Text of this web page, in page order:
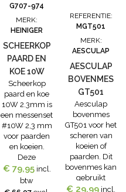
G707-974
MERK:
HEINIGER
SCHEERKOP
PAARD EN
KOE 10W
2.3MM
Scheerkop
paard en koe
10W 2.3mm is
een messenset
#10W 2,3 mm
voor paarden
en koeien.
Deze
scheerkop is
geschikt voor
de Heiniger
€ 79,95 incl.
btw
REFERENTIE:
MGT501
MERK:
AESCULAP
AESCULAP
BOVENMES
GT501
Aesculap
bovenmes
GT501 voor het
scheren van
koeien of
paarden. Dit
bovenmes kan
gebruikt
worden met
€ 29,99 incl.